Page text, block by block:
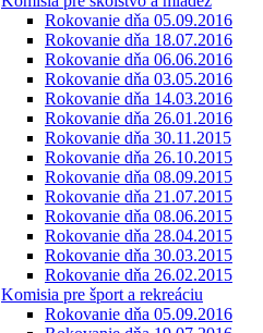
Rokovanie dňa 05.09.2016
Rokovanie dňa 18.07.2016
Rokovanie dňa 06.06.2016
Rokovanie dňa 03.05.2016
Rokovanie dňa 14.03.2016
Rokovanie dňa 26.01.2016
Rokovanie dňa 30.11.2015
Rokovanie dňa 26.10.2015
Rokovanie dňa 08.09.2015
Rokovanie dňa 21.07.2015
Rokovanie dňa 08.06.2015
Rokovanie dňa 28.04.2015
Rokovanie dňa 30.03.2015
Rokovanie dňa 26.02.2015
Komisia pre šport a rekreáciu
Rokovanie dňa 05.09.2016